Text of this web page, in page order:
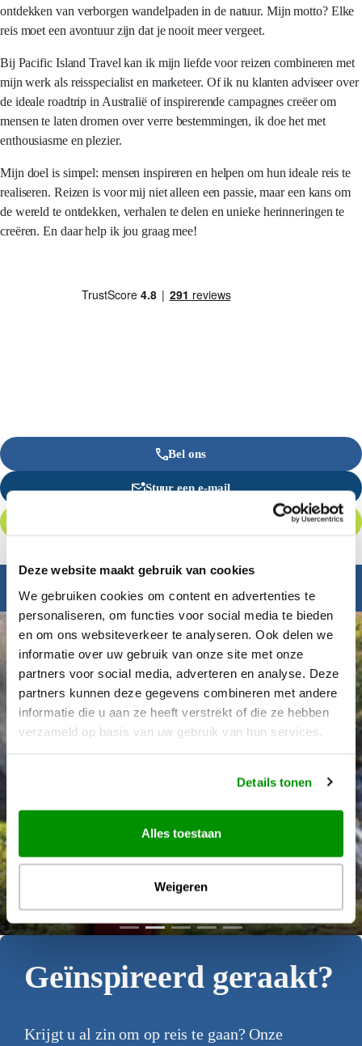
Deze website maakt gebruik van cookies
We gebruiken cookies om content en advertenties te
personaliseren, om functies voor social media te bieden
en om ons websiteverkeer te analyseren. Ook delen we
informatie over uw gebruik van onze site met onze
partners voor social media, adverteren en analyse. Deze
partners kunnen deze gegevens combineren met andere
informatie die u aan ze heeft verstrekt of die ze hebben
verzameld op basis van uw gebruik van hun services.
Details tonen
Alles toestaan
Weigeren
ontdekken van verborgen wandelpaden in de natuur. Mijn motto? Elke
reis moet een avontuur zijn dat je nooit meer vergeet.
Bij Pacific Island Travel kan ik mijn liefde voor reizen combineren met
mijn werk als reisspecialist en marketeer. Of ik nu klanten adviseer over
de ideale roadtrip in Australië of inspirerende campagnes creëer om
mensen te laten dromen over verre bestemmingen, ik doe het met
enthousiasme en plezier.
Mijn doel is simpel: mensen inspireren en helpen om hun ideale reis te
realiseren. Reizen is voor mij niet alleen een passie, maar een kans om
de wereld te ontdekken, verhalen te delen en unieke herinneringen te
creëren. En daar help ik jou graag mee!
Bel ons
Stuur een e-mail
Inspiratie nodig?
Déanne Wetzels
Geïnspireerd geraakt?
Krijgt u al zin om op reis te gaan? Onze